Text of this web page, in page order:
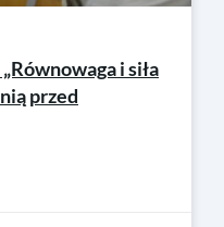
i siła
przed